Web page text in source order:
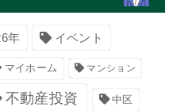
年 イベント
マイホーム マンション
不動産投資 中区